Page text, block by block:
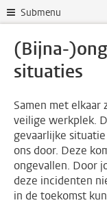
Submenu
(Bijna-
situaties
Samen met
veilige werkplek.
gevaarlijke
ons door. Deze
ongevallen. Door
deze incidenten
in de toekomst